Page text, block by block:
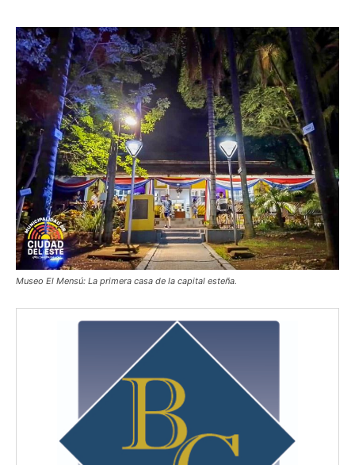
Museo El Mensú: La primera casa de la capital esteña.